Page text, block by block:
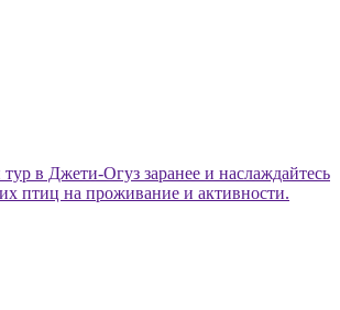
в Джети-Огуз заранее и наслаждайтесь
птиц на проживание и активности.